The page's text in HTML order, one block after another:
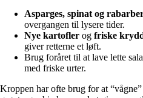
Asparges, spinat og
overgangen til lysere tider.
Nye kartofler og friske
giver retterne et løft.
Brug foråret til at lave lette
med friske urter.
Kroppen har ofte brug for at